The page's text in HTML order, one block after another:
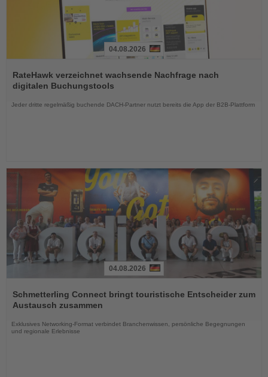
Sie
die
Nachrichten
04.08.2026
RateHawk verzeichnet wachsende Nachfrage nach
digitalen Buchungstools
Jeder dritte regelmäßig buchende DACH-Partner nutzt bereits die App der B2B-Plattform
Sie
die
04.08.2026
Schmetterling Connect bringt touristische Entscheider zum
Austausch zusammen
Exklusives Networking-Format verbindet Branchenwissen, persönliche Begegnungen
und regionale Erlebnisse